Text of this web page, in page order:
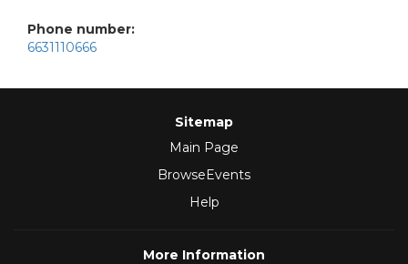
Phone number:
6631110666
Sitemap
Main Page
BrowseEvents
Help
More Information